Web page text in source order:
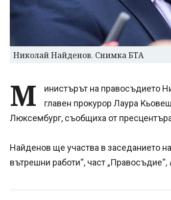
Николай Найденов. Снимка БТА
М
инистърът на правосъдието
главен прокурор Лаура
Люксембург, съобщиха от
Найденов ще участва в заседанието
вътрешни работи“, част „Правосъдие“,